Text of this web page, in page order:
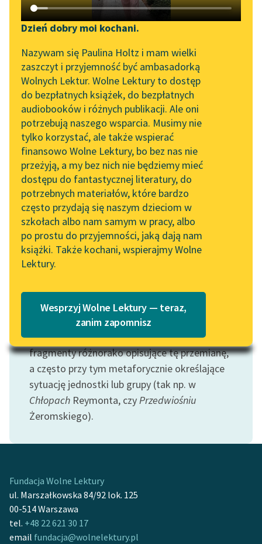
Katalog DAISY
Podkasty o książkach
Zgłoś brak utworu
Aktualności
„Prokurator Alicja Horn”
do słuchania
Byliśmy częścią AI Impact
Lab
Zapraszamy na spotkanie
online z tłumaczkami
literatury skandynawskiej
Spotkanie z Katarzyną
Tunkiel w Oslo
102. lata temu zmarł
Joseph Conrad
Lektury szkolne i klasyka
literatury do słuchania dla
uczennic i uczniów z
niepełnosprawnościami
E-kolekcja lektur
szkolnych i literatury do
słuchania dla uczennic i
niepełnosprawnościami
Popularyzacja
skandynawskiej literatury
feministycznej
Ręce pełne poezji
Narzędzia
Mapa Wolnych Lektur
Leśmianator
Przewodnik dla piszących i
czytających
API
OAI-PMH
Widget Wolnych Lektur
Przypisy
Katalog w formacie PDF
Dzień dobry moi kochani.
Nazywam się Paulina Holtz i mam wielki
zaszczyt i przyjemność być ambasadorką
Wolnych Lektur. Wolne Lektury to dostęp
do bezpłatnych książek, do bezpłatnych
audiobooków i różnych publikacji. Ale oni
potrzebują naszego wsparcia. Musimy nie
tylko korzystać, ale także wspierać
finansowo Wolne Lektury, bo bez nas nie
przeżyją, a my bez nich nie będziemy mieć
dostępu do fantastycznej literatury, do
potrzebnych materiałów, które bardzo
często przydają się naszym dzieciom w
szkołach albo nam samym w pracy, albo
po prostu do przyjemności, jaką dają nam
książki. Także kochani, wspierajmy Wolne
Lektury.
Wesprzyj Wolne Lektury — teraz,
zanim zapomnisz
Otto zur Linde
drogą
Krzewom nad moją
drogą
Opadły uschłe pączki,
Dzieci czekać nie
mogą,
Za płotem skubią
strączki...
Czytaj więcej
Jako pora roku wiosna związana z
odrodzeniem życia, młodością i nadzieją na
przyszłe plony. Motywem tym oznaczamy
fragmenty różnorako opisujące tę przemianę,
a często przy tym metaforycznie określające
sytuację jednostki lub grupy (tak np. w
Chłopach Reymonta, czyPrzedwiośniu
Żeromskiego).
Fundacja Wolne Lektury
ul. Marszałkowska 84/92 lok. 125
00-514 Warszawa
tel. +48 22 621 30 17
email fundacja@wolnelektury.pl